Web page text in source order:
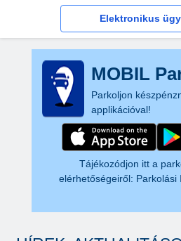
Elektronikus
MOBIL
Parkoljon
applikációval!
Tájékozódjon itt a
elérhetőségeiről: Parkolási